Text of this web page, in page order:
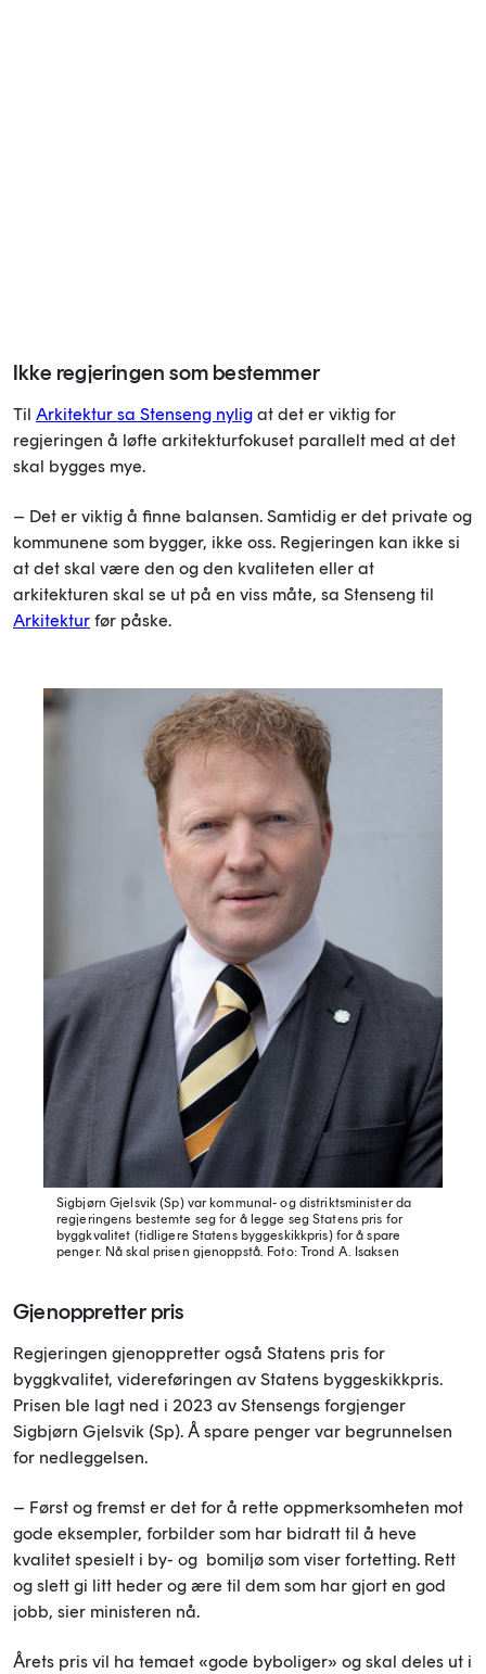
Ikke regjeringen som bestemmer
Til Arkitektur sa Stenseng nylig at det er viktig for
regjeringen å løfte arkitekturfokuset parallelt med at det
skal bygges mye.
– Det er viktig å finne balansen. Samtidig er det private og
kommunene som bygger, ikke oss. Regjeringen kan ikke si
at det skal være den og den kvaliteten eller at
arkitekturen skal se ut på en viss måte, sa Stenseng til
Arkitektur før påske.
Sigbjørn Gjelsvik (Sp) var kommunal- og distriktsminister da
regjeringens bestemte seg for å legge seg Statens pris for
byggkvalitet (tidligere Statens byggeskikkpris) for å spare
penger. Nå skal prisen gjenoppstå. Foto: Trond A. Isaksen
Gjenoppretter pris
Regjeringen gjenoppretter også Statens pris for
byggkvalitet, videreføringen av Statens byggeskikkpris.
Prisen ble lagt ned i 2023 av Stensengs forgjenger
Sigbjørn Gjelsvik (Sp). Å spare penger var begrunnelsen
for nedleggelsen.
– Først og fremst er det for å rette oppmerksomheten mot
gode eksempler, forbilder som har bidratt til å heve
kvalitet spesielt i by- og bomiljø som viser fortetting. Rett
og slett gi litt heder og ære til dem som har gjort en god
jobb, sier ministeren nå.
Årets pris vil ha temaet «gode byboliger» og skal deles ut i